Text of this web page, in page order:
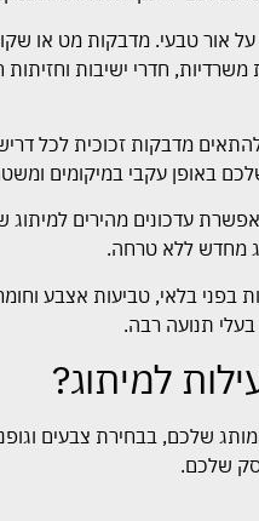
אור טבעי. מדבקות מט או
חדרי ישיבות וחזיתות
מדבקות זכוכית לכל
באופן עקבי במיקומים
עדכונים מהירים
מחדש ללא טרחה.
בפני בלאי, טביעות אצבע
בעלי תנועה רבה.
למיתוג?
שלכם, בבחירת צבעים
שלכם.